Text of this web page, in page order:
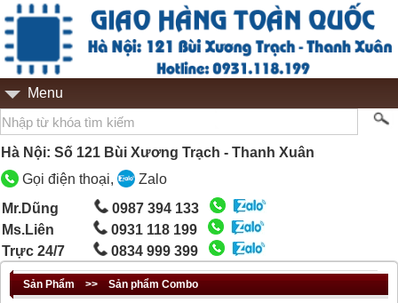
Menu
Hà Nội: Số 121 Bùi Xương Trạch - Thanh Xuân
Gọi điện thoại,
Zalo
Mr.Dũng
0987 394 133
Ms.Liên
0931 118 199
Trực 24/7
0834 999 399
Sản Phẩm >> Sản phẩm Combo